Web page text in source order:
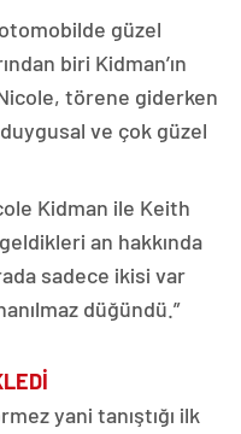
otomobilde güzel
biri Kidman’ın
törene giderken
ve çok güzel
Kidman ile Keith
an hakkında
sadece ikisi var
düğündü.”
yani tanıştığı ilk